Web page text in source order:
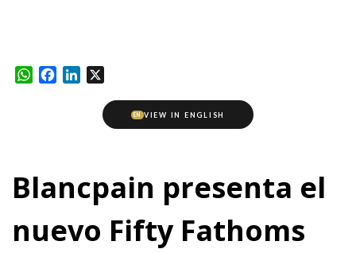
WhatsApp
FacebookLinkedIn
EN VIEW IN ENGLISH
Blancpain presenta el
nuevo Fifty Fathoms